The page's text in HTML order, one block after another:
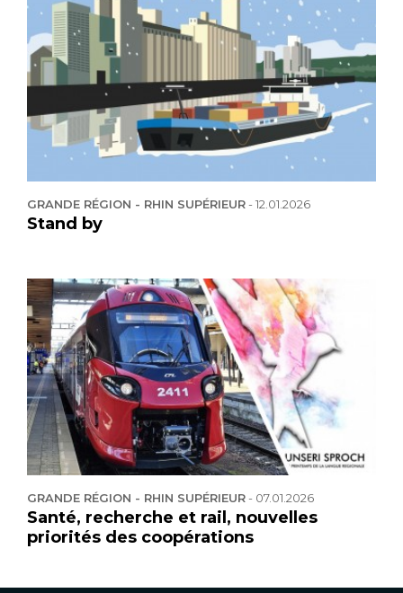
GRANDE RÉGION - RHIN SUPÉRIEUR-12.01.2026
Stand by
GRANDE RÉGION - RHIN SUPÉRIEUR- 07.01.2026
Santé, recherche et rail, nouvelles
priorités des coopérations